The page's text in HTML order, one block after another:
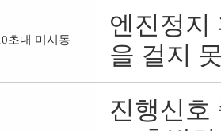
초내 미시동
엔진정지
을 걸지
진행신호